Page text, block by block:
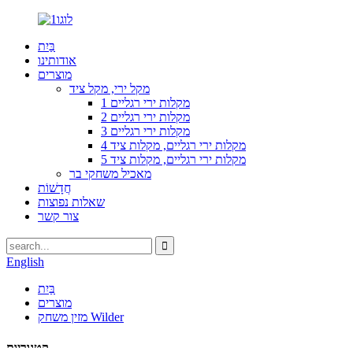
בַּיִת
אודותינו
מוצרים
מקל ירי, מקל ציד
1 מקלות ירי רגליים
2 מקלות ירי רגליים
3 מקלות ירי רגליים
4 מקלות ירי רגליים, מקלות ציד
5 מקלות ירי רגליים, מקלות ציד
מאכיל משחקי בר
חֲדָשׁוֹת
שאלות נפוצות
צור קשר
English
בַּיִת
מוצרים
מזין משחק Wilder